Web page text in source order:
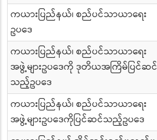
ကယားပြည်နယ်၊ စည်ပင်သာယာရေး
ဥပဒေ
ကယားပြည်နယ်၊ စည်ပင်သာယာရေး
အဖွဲ့များဥပဒေကို ဒုတိယအကြိမ်ပြင်ဆင်
သည့်ဥပဒေ
ကယားပြည်နယ်၊ စည်ပင်သာယာရေး
အဖွဲ့များဥပဒေကိုပြင်ဆင်သည့်ဥပဒေ